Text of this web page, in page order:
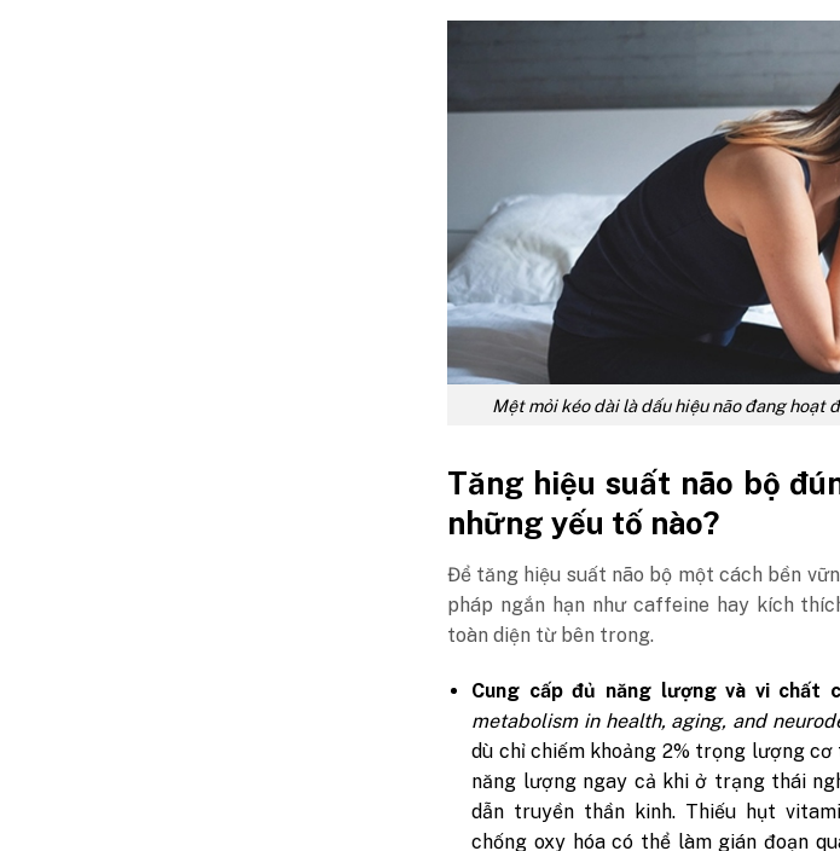
Mệt mỏi kéo dài là dấu hiệu não đang hoạt
Tăng hiệu suất não bộ
những yếu tố nào?
Để tăng hiệu suất não bộ một cách bền
pháp ngắn hạn như caffeine hay kích
toàn diện từ bên trong.
Cung cấp đủ năng lượng và vi chất
metabolism in health, aging, and
dù chỉ chiếm khoảng 2% trọng lượng
năng lượng ngay cả khi ở trạng thái
dẫn truyền thần kinh. Thiếu hụt
chống oxy hóa có thể làm gián đoạn